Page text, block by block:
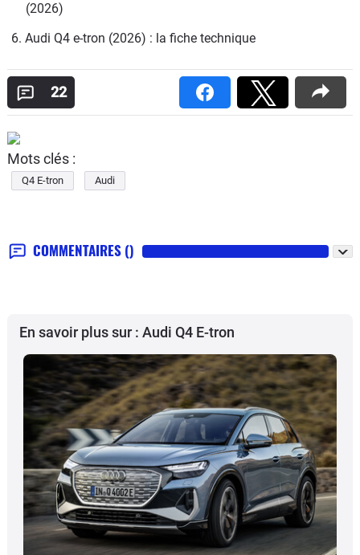
(2026)
6. Audi Q4 e-tron (2026) : la fiche technique
22
Mots clés :
Q4 E-tron Audi
COMMENTAIRES ()
En savoir plus sur : Audi Q4 E-tron